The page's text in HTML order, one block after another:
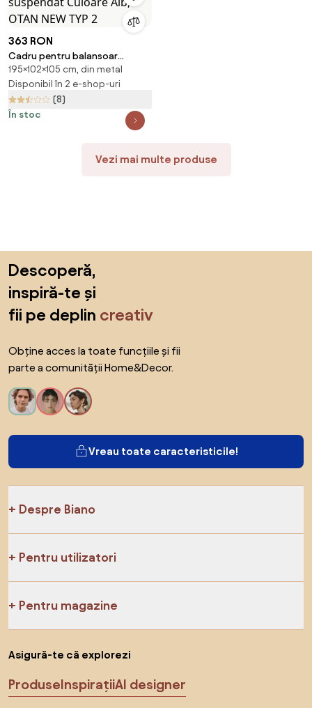
363 RON
Cadru pentru balansoar
suspendat Culoare Alb, OTAN
NEW TYP 2
195×102×105 cm, din metal
Disponibil în 2 e-shop-uri
(8)
În stoc
Vezi mai multe produse
Descoperă,
inspiră-te și
fii pe deplin creativ
Obține acces la toate funcțiile și fii
parte a comunității Home&Decor.
Vreau toate caracteristicile!
Despre Biano
Pentru utilizatori
Pentru magazine
Asigură-te că explorezi
ProduseInspirațiiAI designer